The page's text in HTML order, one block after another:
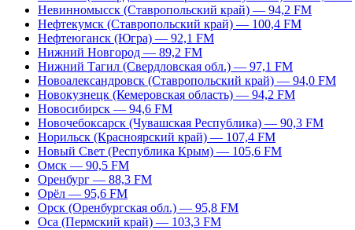
Невинномысск (Ставропольский край) — 94,2 FM
Нефтекумск (Ставропольский край) — 100,4 FM
Нефтеюганск (Югра) — 92,1 FM
Нижний Новгород — 89,2 FM
Нижний Тагил (Свердловская обл.) — 97,1 FM
Новоалександровск (Ставропольский край) — 94,0 FM
Новокузнецк (Кемеровская область) — 94,2 FM
Новосибирск — 94,6 FM
Новочебоксарск (Чувашская Республика) — 90,3 FM
Норильск (Красноярский край) — 107,4 FM
Новый Свет (Республика Крым) — 105,6 FM
Омск — 90,5 FM
Оренбург — 88,3 FM
Орёл — 95,6 FM
Орск (Оренбургская обл.) — 95,8 FM
Оса (Пермский край) — 103,3 FM